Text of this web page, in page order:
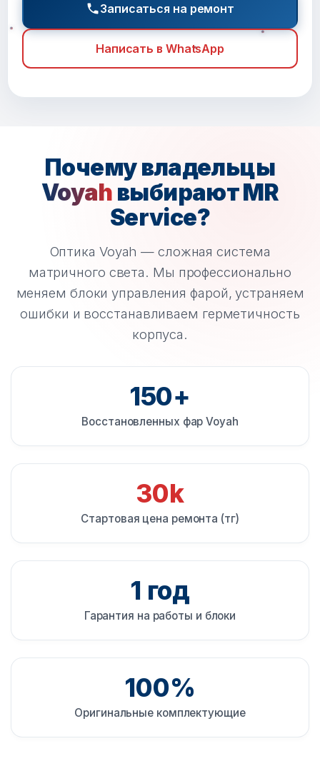
Записаться на ремонт
Написать в WhatsApp
Почему владельцы
Voyah выбирают MR
Service?
Оптика Voyah — сложная система
матричного света. Мы профессионально
меняем блоки управления фарой, устраняем
ошибки и восстанавливаем герметичность
корпуса.
150+
Восстановленных фар Voyah
30k
Стартовая цена ремонта (тг)
1 год
Гарантия на работы и блоки
100%
Оригинальные комплектующие